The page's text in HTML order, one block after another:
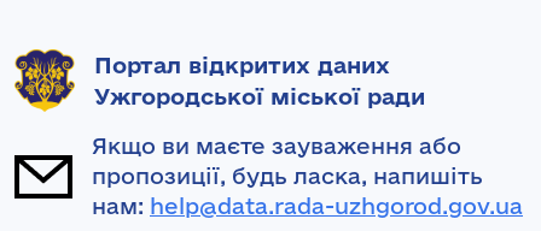
Портал відкритих даних
Ужгородської міської ради
Якщо ви маєте зауваження або
пропозиції, будь ласка, напишіть
нам: help@data.rada-uzhgorod.gov.ua